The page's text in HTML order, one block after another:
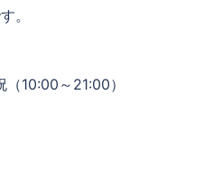
。
10:00～21:00）